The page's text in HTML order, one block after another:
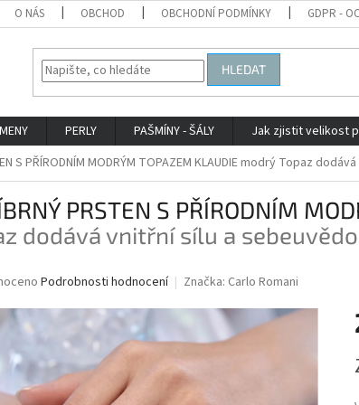
O NÁS OBCHOD OBCHODNÍ PODMÍNKY GDPR -
HLEDAT
PERLY PAŠMÍNY - ŠÁLY Jak zjistit velikost
S PŘÍRODNÍM MODRÝM TOPAZEM KLAUDIEmodrý Topaz
PRSTEN S PŘÍRODNÍM
dodává vnitřní sílu a
Podrobnosti hodnocení Značka: Carlo Romani